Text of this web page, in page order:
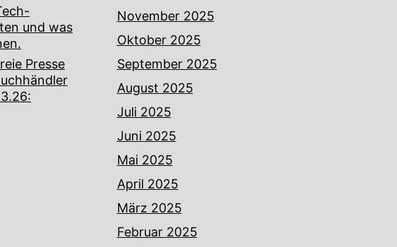
und was
Presse
November 2025
Oktober 2025
September 2025
August 2025
Juli 2025
Juni 2025
Mai 2025
April 2025
März 2025
Februar 2025